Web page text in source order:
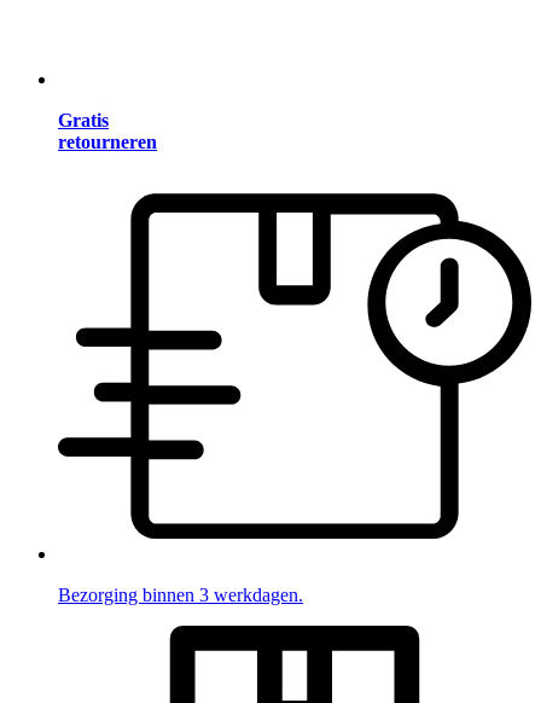
Gratis
retourneren
Bezorging binnen 3 werkdagen.